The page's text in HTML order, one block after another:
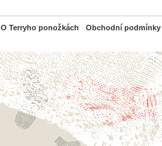
O Terryho ponožkách Obchodní podmínky
PayPal